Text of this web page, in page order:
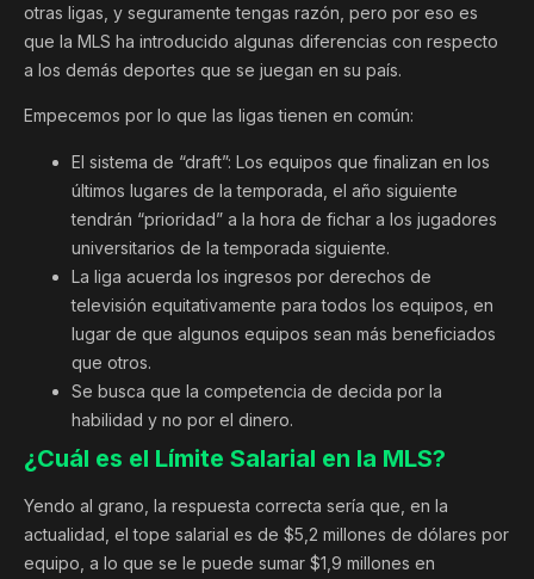
otras ligas, y seguramente tengas razón, pero por eso es
que la MLS ha introducido algunas diferencias con respecto
a los demás deportes que se juegan en su país.
Empecemos por lo que las ligas tienen en común:
El sistema de “draft”: Los equipos que finalizan en los
últimos lugares de la temporada, el año siguiente
tendrán “prioridad” a la hora de fichar a los jugadores
universitarios de la temporada siguiente.
La liga acuerda los ingresos por derechos de
televisión equitativamente para todos los equipos, en
lugar de que algunos equipos sean más beneficiados
que otros.
Se busca que la competencia de decida por la
habilidad y no por el dinero.
¿Cuál es el Límite Salarial en la MLS?
Yendo al grano, la respuesta correcta sería que, en la
actualidad, el tope salarial es de $5,2 millones de dólares por
equipo, a lo que se le puede sumar $1,9 millones en